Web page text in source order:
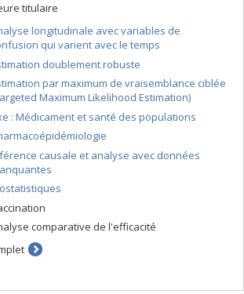
titulaire
longitudinale avec variables de
qui varient avec le temps
doublement robuste
par maximum de vraisemblance ciblée
Maximum Likelihood Estimation)
: Médicament et santé des populations
causale et analyse avec données
comparative de l'efficacité